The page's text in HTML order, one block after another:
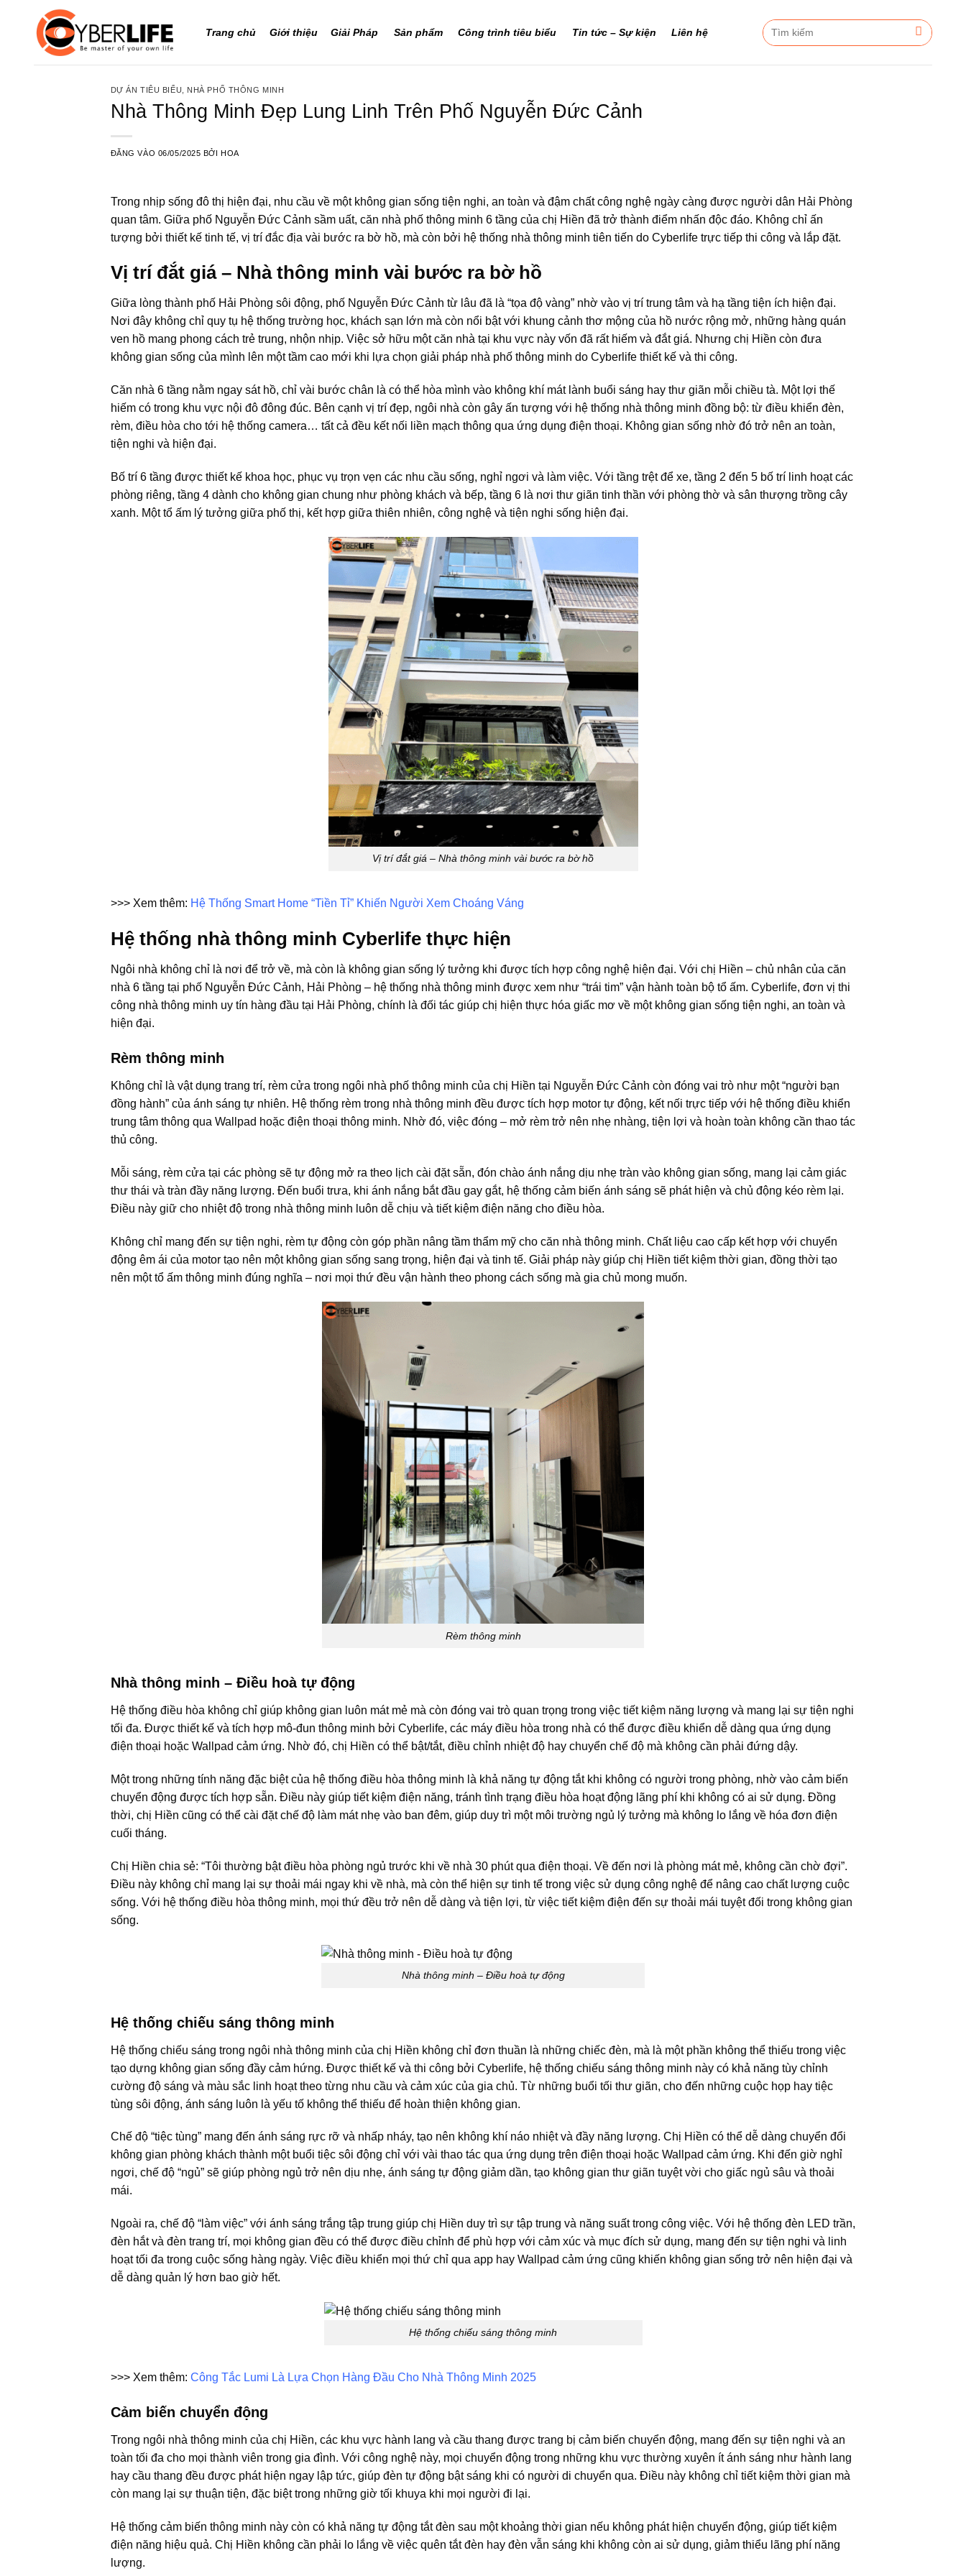
Trang chủ Giới thiệu Giải Pháp Sản phẩm Công trình tiêu biểu Tin tức – Sự kiện Liên hệ
Tìm
kiếm:
DỰ ÁN TIÊU BIỂU NHÀ PHỐ THÔNG MINH
Nhà Thông Minh Đẹp Lung Linh Trên Phố Nguyễn Đức Cảnh
ĐĂNG VÀO 06/05/2025 BỞIHOA
Trong nhịp sống đô thị hiện đại, nhu cầu về một không gian sống tiện nghi, an toàn và đậm chất công nghệ ngày càng được người dân Hải Phòng
quan tâm. Giữa phố Nguyễn Đức Cảnh sầm uất, căn nhà phố thông minh 6 tầng của chị Hiền đã trở thành điểm nhấn độc đáo. Không chỉ ấn
tượng bởi thiết kế tinh tế, vị trí đắc địa vài bước ra bờ hồ, mà còn bởi hệ thống nhà thông minh tiên tiến do Cyberlife trực tiếp thi công và lắp đặt.
Vị trí đắt giá – Nhà thông minh vài bước ra bờ hồ
Giữa lòng thành phố Hải Phòng sôi động, phố Nguyễn Đức Cảnh từ lâu đã là “tọa độ vàng” nhờ vào vị trí trung tâm và hạ tầng tiện ích hiện đại.
Nơi đây không chỉ quy tụ hệ thống trường học, khách sạn lớn mà còn nổi bật với khung cảnh thơ mộng của hồ nước rộng mở, những hàng quán
ven hồ mang phong cách trẻ trung, nhộn nhịp. Việc sở hữu một căn nhà tại khu vực này vốn đã rất hiếm và đắt giá. Nhưng chị Hiền còn đưa
không gian sống của mình lên một tầm cao mới khi lựa chọn giải pháp nhà phố thông minh do Cyberlife thiết kế và thi công.
Căn nhà 6 tầng nằm ngay sát hồ, chỉ vài bước chân là có thể hòa mình vào không khí mát lành buổi sáng hay thư giãn mỗi chiều tà. Một lợi thế
hiếm có trong khu vực nội đô đông đúc. Bên cạnh vị trí đẹp, ngôi nhà còn gây ấn tượng với hệ thống nhà thông minh đồng bộ: từ điều khiển đèn,
rèm, điều hòa cho tới hệ thống camera… tất cả đều kết nối liền mạch thông qua ứng dụng điện thoại. Không gian sống nhờ đó trở nên an toàn,
tiện nghi và hiện đại.
Bố trí 6 tầng được thiết kế khoa học, phục vụ trọn vẹn các nhu cầu sống, nghỉ ngơi và làm việc. Với tầng trệt để xe, tầng 2 đến 5 bố trí linh hoạt các
phòng riêng, tầng 4 dành cho không gian chung như phòng khách và bếp, tầng 6 là nơi thư giãn tinh thần với phòng thờ và sân thượng trồng cây
xanh. Một tổ ấm lý tưởng giữa phố thị, kết hợp giữa thiên nhiên, công nghệ và tiện nghi sống hiện đại.
Vị trí đắt giá – Nhà thông minh vài bước ra bờ hồ
>>> Xem thêm: Hệ Thống Smart Home “Tiền Tỉ” Khiến Người Xem Choáng Váng
Hệ thống nhà thông minh Cyberlife thực hiện
Ngôi nhà không chỉ là nơi để trở về, mà còn là không gian sống lý tưởng khi được tích hợp công nghệ hiện đại. Với chị Hiền – chủ nhân của căn
nhà 6 tầng tại phố Nguyễn Đức Cảnh, Hải Phòng – hệ thống nhà thông minh được xem như “trái tim” vận hành toàn bộ tổ ấm. Cyberlife, đơn vị thi
công nhà thông minh uy tín hàng đầu tại Hải Phòng, chính là đối tác giúp chị hiện thực hóa giấc mơ về một không gian sống tiện nghi, an toàn và
hiện đại.
Rèm thông minh
Không chỉ là vật dụng trang trí, rèm cửa trong ngôi nhà phố thông minh của chị Hiền tại Nguyễn Đức Cảnh còn đóng vai trò như một “người bạn
đồng hành” của ánh sáng tự nhiên. Hệ thống rèm trong nhà thông minh đều được tích hợp motor tự động, kết nối trực tiếp với hệ thống điều khiển
trung tâm thông qua Wallpad hoặc điện thoại thông minh. Nhờ đó, việc đóng – mở rèm trở nên nhẹ nhàng, tiện lợi và hoàn toàn không cần thao tác
thủ công.
Mỗi sáng, rèm cửa tại các phòng sẽ tự động mở ra theo lịch cài đặt sẵn, đón chào ánh nắng dịu nhẹ tràn vào không gian sống, mang lại cảm giác
thư thái và tràn đầy năng lượng. Đến buổi trưa, khi ánh nắng bắt đầu gay gắt, hệ thống cảm biến ánh sáng sẽ phát hiện và chủ động kéo rèm lại.
Điều này giữ cho nhiệt độ trong nhà thông minh luôn dễ chịu và tiết kiệm điện năng cho điều hòa.
Không chỉ mang đến sự tiện nghi, rèm tự động còn góp phần nâng tầm thẩm mỹ cho căn nhà thông minh. Chất liệu cao cấp kết hợp với chuyển
động êm ái của motor tạo nên một không gian sống sang trọng, hiện đại và tinh tế. Giải pháp này giúp chị Hiền tiết kiệm thời gian, đồng thời tạo
nên một tổ ấm thông minh đúng nghĩa – nơi mọi thứ đều vận hành theo phong cách sống mà gia chủ mong muốn.
Rèm thông minh
Nhà thông minh – Điều hoà tự động
Hệ thống điều hòa không chỉ giúp không gian luôn mát mẻ mà còn đóng vai trò quan trọng trong việc tiết kiệm năng lượng và mang lại sự tiện nghi
tối đa. Được thiết kế và tích hợp mô-đun thông minh bởi Cyberlife, các máy điều hòa trong nhà có thể được điều khiển dễ dàng qua ứng dụng
điện thoại hoặc Wallpad cảm ứng. Nhờ đó, chị Hiền có thể bật/tắt, điều chỉnh nhiệt độ hay chuyển chế độ mà không cần phải đứng dậy.
Một trong những tính năng đặc biệt của hệ thống điều hòa thông minh là khả năng tự động tắt khi không có người trong phòng, nhờ vào cảm biến
chuyển động được tích hợp sẵn. Điều này giúp tiết kiệm điện năng, tránh tình trạng điều hòa hoạt động lãng phí khi không có ai sử dụng. Đồng
thời, chị Hiền cũng có thể cài đặt chế độ làm mát nhẹ vào ban đêm, giúp duy trì một môi trường ngủ lý tưởng mà không lo lắng về hóa đơn điện
cuối tháng.
Chị Hiền chia sẻ: “Tôi thường bật điều hòa phòng ngủ trước khi về nhà 30 phút qua điện thoại. Về đến nơi là phòng mát mẻ, không cần chờ đợi”.
Điều này không chỉ mang lại sự thoải mái ngay khi về nhà, mà còn thể hiện sự tinh tế trong việc sử dụng công nghệ để nâng cao chất lượng cuộc
sống. Với hệ thống điều hòa thông minh, mọi thứ đều trở nên dễ dàng và tiện lợi, từ việc tiết kiệm điện đến sự thoải mái tuyệt đối trong không gian
sống.
Nhà thông minh – Điều hoà tự động
Hệ thống chiếu sáng thông minh
Hệ thống chiếu sáng trong ngôi nhà thông minh của chị Hiền không chỉ đơn thuần là những chiếc đèn, mà là một phần không thể thiếu trong việc
tạo dựng không gian sống đầy cảm hứng. Được thiết kế và thi công bởi Cyberlife, hệ thống chiếu sáng thông minh này có khả năng tùy chỉnh
cường độ sáng và màu sắc linh hoạt theo từng nhu cầu và cảm xúc của gia chủ. Từ những buổi tối thư giãn, cho đến những cuộc họp hay tiệc
tùng sôi động, ánh sáng luôn là yếu tố không thể thiếu để hoàn thiện không gian.
Chế độ “tiệc tùng” mang đến ánh sáng rực rỡ và nhấp nháy, tạo nên không khí náo nhiệt và đầy năng lượng. Chị Hiền có thể dễ dàng chuyển đổi
không gian phòng khách thành một buổi tiệc sôi động chỉ với vài thao tác qua ứng dụng trên điện thoại hoặc Wallpad cảm ứng. Khi đến giờ nghỉ
ngơi, chế độ “ngủ” sẽ giúp phòng ngủ trở nên dịu nhẹ, ánh sáng tự động giảm dần, tạo không gian thư giãn tuyệt vời cho giấc ngủ sâu và thoải
mái.
Ngoài ra, chế độ “làm việc” với ánh sáng trắng tập trung giúp chị Hiền duy trì sự tập trung và năng suất trong công việc. Với hệ thống đèn LED trần,
đèn hắt và đèn trang trí, mọi không gian đều có thể được điều chỉnh để phù hợp với cảm xúc và mục đích sử dụng, mang đến sự tiện nghi và linh
hoạt tối đa trong cuộc sống hàng ngày. Việc điều khiển mọi thứ chỉ qua app hay Wallpad cảm ứng cũng khiến không gian sống trở nên hiện đại và
dễ dàng quản lý hơn bao giờ hết.
Hệ thống chiếu sáng thông minh
>>> Xem thêm: Công Tắc Lumi Là Lựa Chọn Hàng Đầu Cho Nhà Thông Minh 2025
Cảm biến chuyển động
Trong ngôi nhà thông minh của chị Hiền, các khu vực hành lang và cầu thang được trang bị cảm biến chuyển động, mang đến sự tiện nghi và an
toàn tối đa cho mọi thành viên trong gia đình. Với công nghệ này, mọi chuyển động trong những khu vực thường xuyên ít ánh sáng như hành lang
hay cầu thang đều được phát hiện ngay lập tức, giúp đèn tự động bật sáng khi có người di chuyển qua. Điều này không chỉ tiết kiệm thời gian mà
còn mang lại sự thuận tiện, đặc biệt trong những giờ tối khuya khi mọi người đi lại.
Hệ thống cảm biến thông minh này còn có khả năng tự động tắt đèn sau một khoảng thời gian nếu không phát hiện chuyển động, giúp tiết kiệm
điện năng hiệu quả. Chị Hiền không cần phải lo lắng về việc quên tắt đèn hay đèn vẫn sáng khi không còn ai sử dụng, giảm thiểu lãng phí năng
lượng.